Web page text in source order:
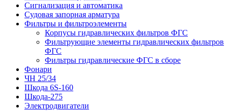
Сигнализация и автоматика
Судовая запорная арматура
Фильтры и фильтроэлементы
Корпусы гидравлических фильтров ФГС
Фильтрующие элементы гидравлических фильтров
ФГС
Фильтры гидравлические ФГС в сборе
Фонари
ЧН 25/34
Шкода 6S-160
Шкода-275
Электродвигатели